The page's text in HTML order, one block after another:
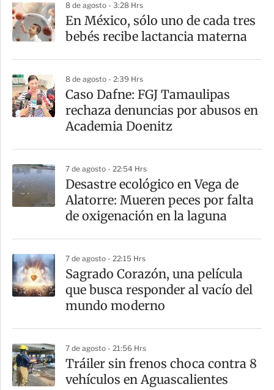
a
r
r
8 de agosto - 3:28 Hrs
En México, sólo uno de cada tres
bebés recibe lactancia materna
8 de agosto - 2:39 Hrs
Caso Dafne: FGJ Tamaulipas
rechaza denuncias por abusos en
Academia Doenitz
7 de agosto - 22:54 Hrs
Desastre ecológico en Vega de
Alatorre: Mueren peces por falta
de oxigenación en la laguna
7 de agosto - 22:15 Hrs
Sagrado Corazón, una película
que busca responder al vacío del
mundo moderno
7 de agosto - 21:56 Hrs
Tráiler sin frenos choca contra 8
vehículos en Aguascalientes